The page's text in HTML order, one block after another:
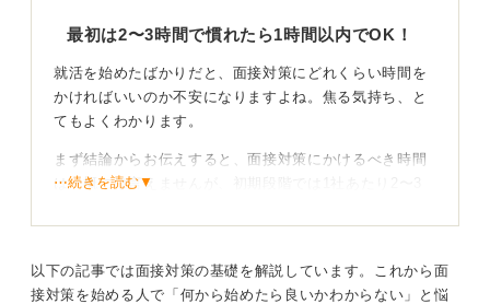
最初は2〜3時間で慣れたら1時間以内でOK！
就活を始めたばかりだと、面接対策にどれくらい時間を
かければいいのか不安になりますよね。焦る気持ち、と
てもよくわかります。
まず結論からお伝えすると、面接対策にかけるべき時間
は一概には言えませんが、初期段階では1社あたり2〜3
答を整理して、できれば模擬練習や録音などアウトプッ
トの練習まで取り入れるのがおすすめです。
⋯続きを読む▼
以下の記事では面接対策の基礎を解説しています。これから面
接対策を始める人で「何から始めたら良いかわからない」と悩